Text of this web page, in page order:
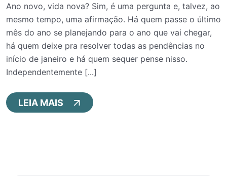
Ano novo, vida nova? Sim, é uma pergunta e, talvez, ao
mesmo tempo, uma afirmação. Há quem passe o último
mês do ano se planejando para o ano que vai chegar,
há quem deixe pra resolver todas as pendências no
início de janeiro e há quem sequer pense nisso.
Independentemente [...]
LEIA MAIS